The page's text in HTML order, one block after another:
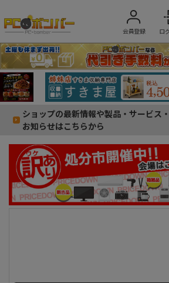
会員登録 ロ
ショップの最新情報や製品・サービス
お知らせはこちらから